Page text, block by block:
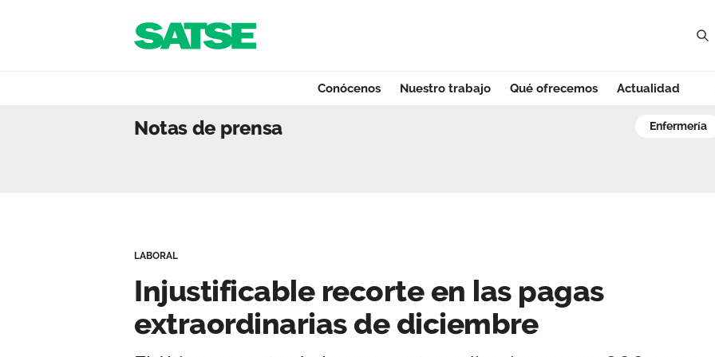
Navegación
Conócenos Nuestro trabajo Qué ofrecemos Actualidad
Qué ofrecemos
Injustificable recorte en las
Notas de prensa enfermería
LABORAL
Injustificable recorte en las pagas
extraordinarias de diciembre